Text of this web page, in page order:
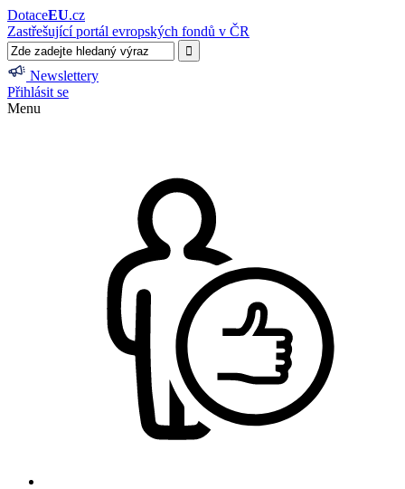
DotaceEU.cz
Zastřešující portál evropských fondů v ČR
Newslettery
Přihlásit se
Menu